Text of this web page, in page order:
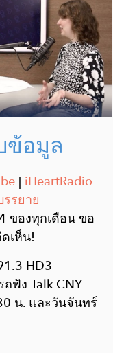
ข้อมูล
| iHeartRadio
รยาย
ของทุกเดือน ขอ
เห็น!
HD3
ฟัง Talk CNY
น. และวันจันทร์